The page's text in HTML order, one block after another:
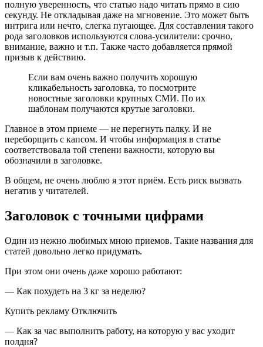
полную уверенность, что статью надо читать прямо в сию
секунду. Не откладывая даже на мгновение. Это может быть
интрига или нечто, слегка пугающее. Для составления такого
рода заголовков используются слова-усилители: срочно,
внимание, важно и т.п. Также часто добавляется прямой
призыв к действию.
Если вам очень важно получить хорошую
кликабельность заголовка, то посмотрите
новостные заголовки крупных СМИ. По их
шаблонам получаются крутые заголовки.
Главное в этом приеме — не перегнуть палку. И не
переборщить с капсом. И чтобы информация в статье
соответствовала той степени важности, которую вы
обозначили в заголовке.
В общем, не очень люблю я этот приём. Есть риск вызвать
негатив у читателей.
Заголовок с точными цифрами
Один из нежно любимых мною приемов. Такие названия для
статей довольно легко придумать.
При этом они очень даже хорошо работают:
— Как похудеть на 3 кг за неделю?
Купить рекламу Отключить
— Как за час выполнить работу, на которую у вас уходит
полдня?